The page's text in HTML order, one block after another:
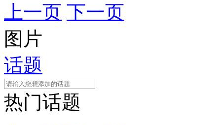
上一页 下一页
图片
话题
热门话题